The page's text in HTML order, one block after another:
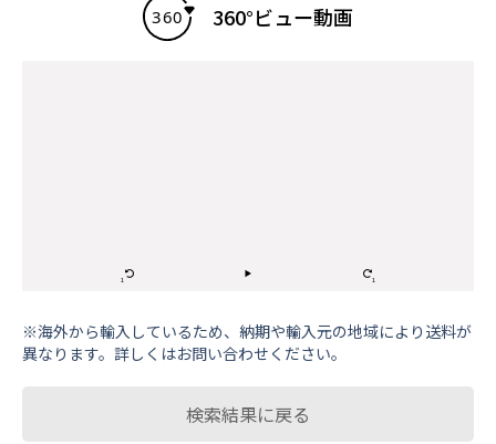
360°ビュー動画
※海外から輸⼊しているため、納期や輸⼊元の地域により送料が
異なります。詳しくはお問い合わせください。
検索結果に戻る